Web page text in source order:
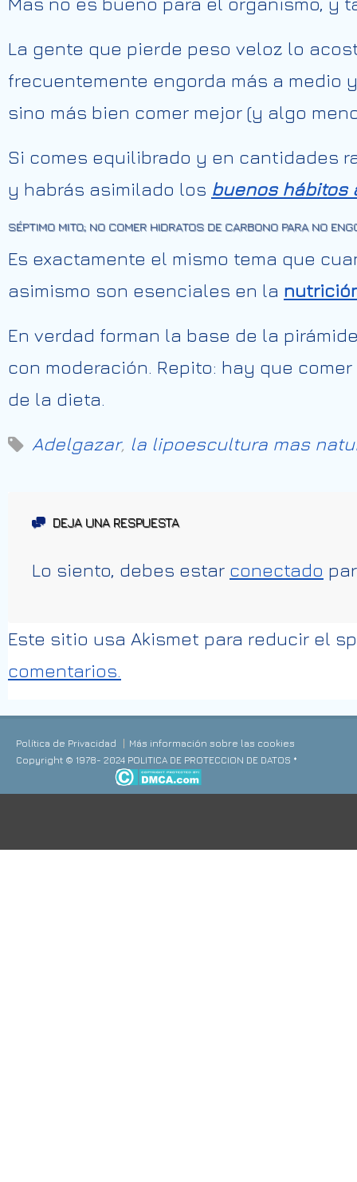
La gente que pierde peso veloz lo
frecuentemente engorda más a medio
sino más bien comer mejor (y algo
Si comes equilibrado y en cantidades
y habrás asimilado los buenos hábitos
SÉPTIMO MITO; NO COMER HIDRATOS DE CARBONO PARA NO
Es exactamente el mismo tema que
asimismo son esenciales en la
En verdad forman la base de la
con moderación. Repito: hay que
de la dieta.
Adelgazar, la lipoescultura mas
DEJA UNA RESPUESTA
Lo siento, debes estar conectado
Este sitio usa Akismet para reducir el
comentarios.
Política de Privacidad
Más información sobre las cookies
Copyright © 1978- 2024 POLITICA DE PROTECCION DE DATOS *